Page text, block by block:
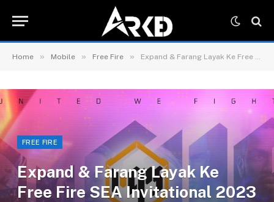
Home » Mobile » Free Fire » Expand & Farang Layak Ke Free Fire SEA Invitational 2023 di Thailand
FREE FIRE
Expand & Farang Layak Ke
Free Fire SEA Invitational 2023